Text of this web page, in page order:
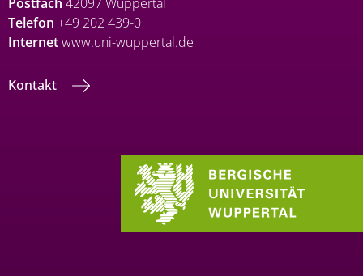
Telefon +49 202 439-0
Internetwww.uni-wuppertal.de
Kontakt